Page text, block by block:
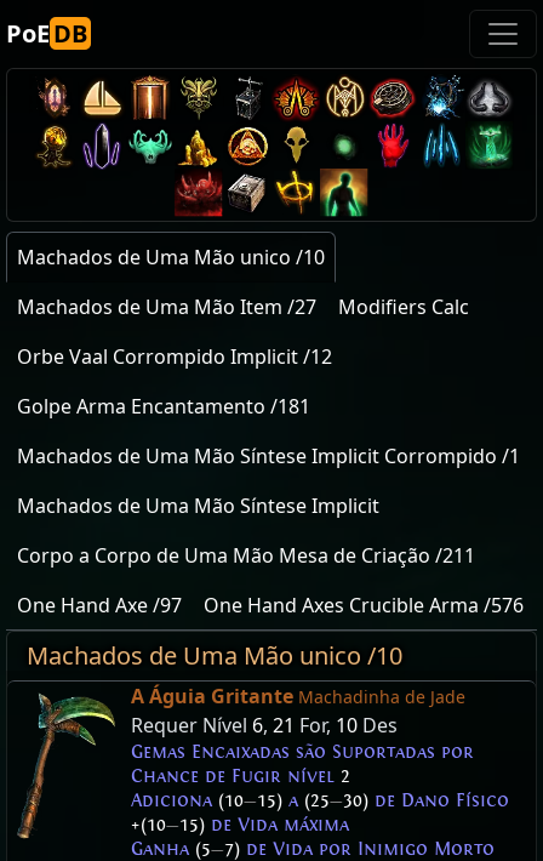
PoEDB
Machados de Uma Mão unico /10
Machados de Uma Mão Item /27
Modifiers Calc
Orbe Vaal Corrompido Implicit /12
Golpe Arma Encantamento /181
Machados de Uma Mão Síntese Implicit Corrompido /1
Machados de Uma Mão Síntese Implicit
Corpo a Corpo de Uma Mão Mesa de Criação /211
One Hand Axe /97
One Hand Axes Crucible Arma /576
Machados de Uma Mão unico /10
A Águia Gritante Machadinha de Jade
Requer Nível 6, 21 For, 10 Des
Gemas Encaixadas são Suportadas por
Chance de Fugir nível 2
Adiciona (10—15) a (25—30) de Dano Físico
+(10—15) de Vida máxima
Ganha (5—7) de Vida por Inimigo Morto